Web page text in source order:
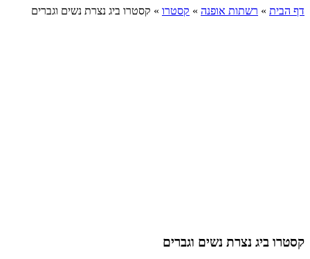
דף הבית » רשתות אופנה » קסטרו » קסטרו ביג נצרת נשים וגברים
קסטרו ביג נצרת נשים וגברים